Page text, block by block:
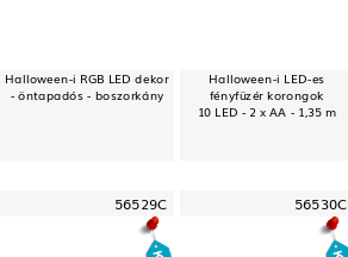
Halloween-i RGB LED dekor
- öntapadós - boszorkány
Halloween-i LED-es
fényfüzér korongok
10 LED - 2 x AA - 1,35 m
56529C 56530C